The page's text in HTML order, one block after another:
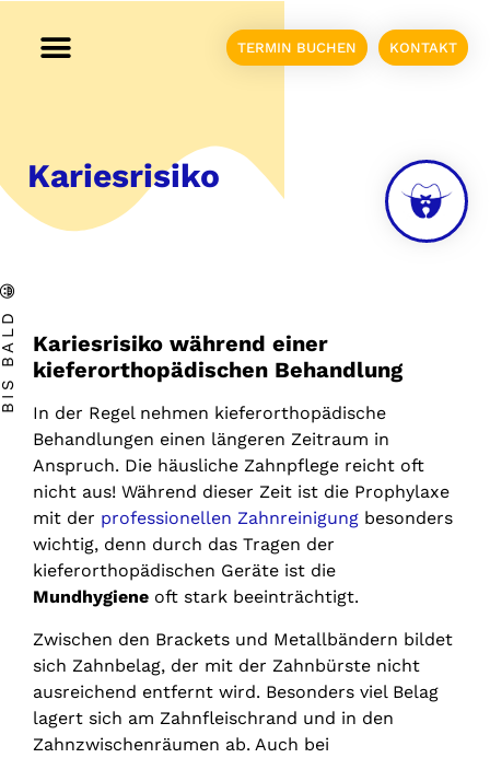
TERMIN BUCHEN KONTAKT
Kariesrisiko
😀
Kariesrisiko während einer
kieferorthopädischen Behandlung
In der Regel nehmen kieferorthopädische
Behandlungen einen längeren Zeitraum in
Anspruch. Die häusliche Zahnpflege reicht oft
nicht aus! Während dieser Zeit ist die Prophylaxe
mit der professionellen Zahnreinigung besonders
wichtig, denn durch das Tragen der
kieferorthopädischen Geräte ist die
Mundhygiene oft stark beeinträchtigt.
Zwischen den Brackets und Metallbändern bildet
sich Zahnbelag, der mit der Zahnbürste nicht
ausreichend entfernt wird. Besonders viel Belag
lagert sich am Zahnfleischrand und in den
Zahnzwischenräumen ab. Auch bei